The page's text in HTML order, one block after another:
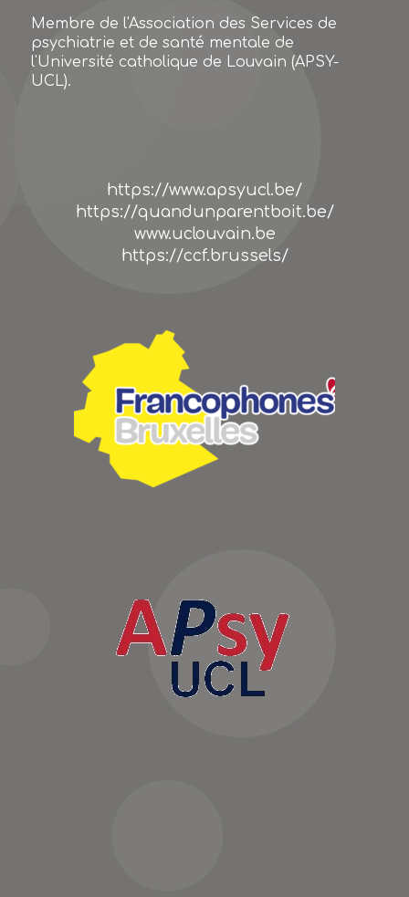
Membre de l'Association des Services de
psychiatrie et de santé mentale de
l'Université catholique de Louvain (APSY-
UCL).
https://www.apsyucl.be/
https://quandunparentboit.be/
www.uclouvain.be
https://ccf.brussels/